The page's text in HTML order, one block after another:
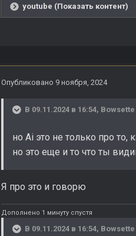
youtube (Показать контент)
Опубликовано 9 ноября, 2024
В 09.11.2024 в 16:54, Bowsette
но Ai это не только про то,
но это еще и то что ты
Я про это и говорю
Дополнено 1 минуту спустя
В 09.11.2024 в 16:54, Bowsette